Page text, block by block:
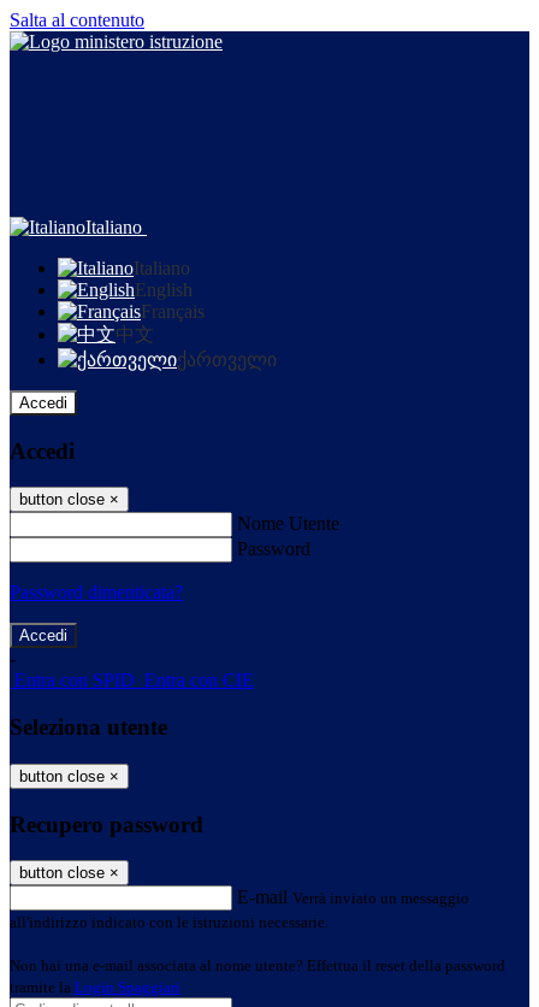
Salta al contenuto
Italiano
Italiano
English
Français
中文
ქართველი
Accedi
Accedi
button close ×
Nome Utente
Password
Password dimenticata?
-
Entra con SPID Entra con CIE
Seleziona utente
button close ×
Recupero password
button close ×
E-mail Verrà inviato un messaggio
all'indirizzo indicato con le istruzioni necessarie.
Non hai una e-mail associata al nome utente? Effettua il reset della password
tramite la Login Spaggiari